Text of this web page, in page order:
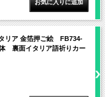
リア 金箔押ご絵 FB734-
裏面イタリア語祈りカー